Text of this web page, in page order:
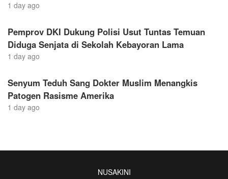
1 day ago
Pemprov DKI Dukung Polisi Usut Tuntas Temuan
Diduga Senjata di Sekolah Kebayoran Lama
1 day ago
Senyum Teduh Sang Dokter Muslim Menangkis
Patogen Rasisme Amerika
1 day ago
NUSAKINI